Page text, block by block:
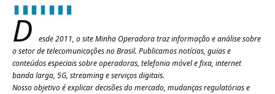
D
esde 2011, o site Minha Operadora traz informação e análise sobre
o setor de telecomunicações no Brasil. Publicamos notícias, guias e
conteúdos especiais sobre operadoras, telefonia móvel e fixa, internet
banda larga, 5G, streaming e serviços digitais.
Nosso objetivo é explicar decisões do mercado, mudanças regulatórias e